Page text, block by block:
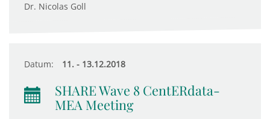
Dr. Nicolas Goll
Datum: 11. - 13.12.2018
SHARE Wave 8 CentERdata-
MEA Meeting